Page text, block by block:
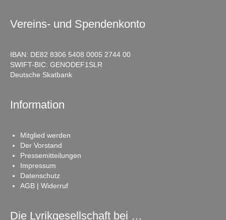
Vereins- und Spendenkonto
IBAN: DE82 8306 5408 0005 2744 00
SWIFT-BIC: GENODEF1SLR
Deutsche Skatbank
Information
Mitglied werden
Der Vorstand
Pressemitteilungen
Impressum
Datenschutz
AGB | Widerruf
Die Lyrikgesellschaft bei …